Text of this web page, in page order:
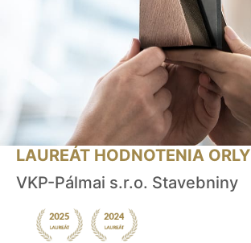
LAUREÁT HODNOTENIA ORLY
VKP-Pálmai s.r.o. Stavebniny